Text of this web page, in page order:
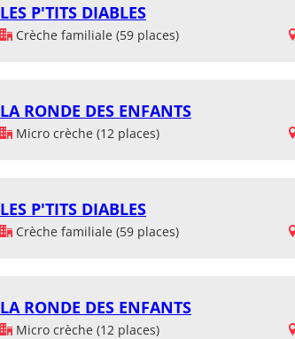
LES P'TITS DIABLES
Crèche familiale (59 places)
LA RONDE DES ENFANTS
Micro crèche (12 places)
LES P'TITS DIABLES
Crèche familiale (59 places)
LA RONDE DES ENFANTS
Micro crèche (12 places)